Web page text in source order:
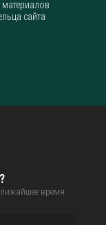
сайта
время